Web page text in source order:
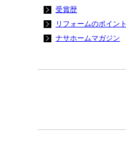
受賞歴
リフォームのポイント
ナサホームマガジン